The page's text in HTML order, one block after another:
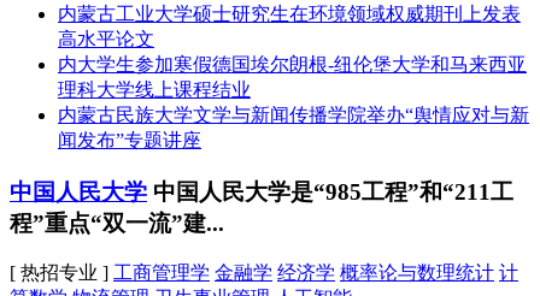
内蒙古工业大学硕士研究生在环境领域权威期刊上发表
高水平论文
内大学生参加寒假德国埃尔朗根-纽伦堡大学和马来西亚
理科大学线上课程结业
内蒙古民族大学文学与新闻传播学院举办“舆情应对与新
闻发布”专题讲座
中国人民大学 中国人民大学是“985工程”和“211工
程”重点“双一流”建...
[ 热招专业 ] 工商管理学 金融学 经济学 概率论与数理统计 计